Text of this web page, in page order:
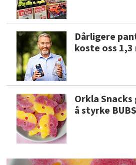
Dårligere
koste oss
Orkla
å styrke BUBS